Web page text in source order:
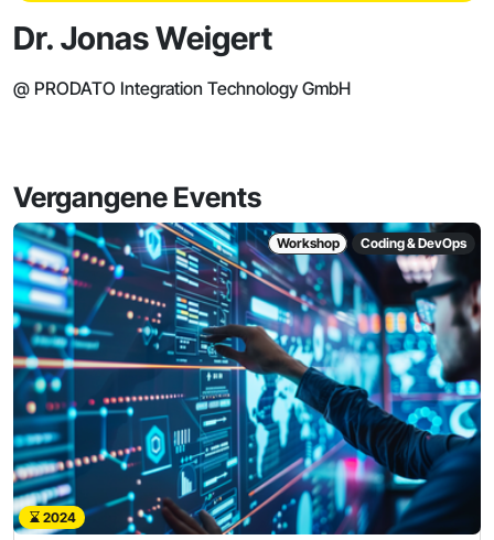
Dr. Jonas Weigert
@ PRODATO Integration Technology GmbH
Vergangene Events
Workshop Coding & DevOps
2024